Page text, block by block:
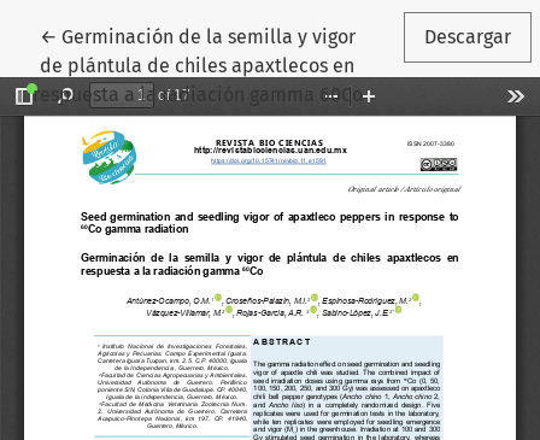
← Volver a los detalles del artículo
Germinación de la semilla y vigor
de plántula de chiles apaxtlecos en
respuesta a la radiación gamma 60Co
Descargar